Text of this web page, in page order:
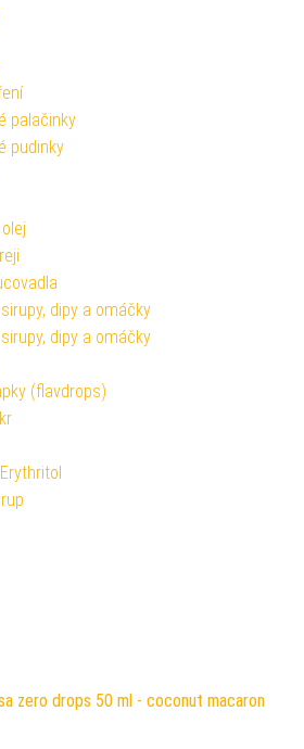
palačinky
pudinky
dipy a omáčky
dipy a omáčky
(flavdrops)
zero drops 50 ml - coconut macaron